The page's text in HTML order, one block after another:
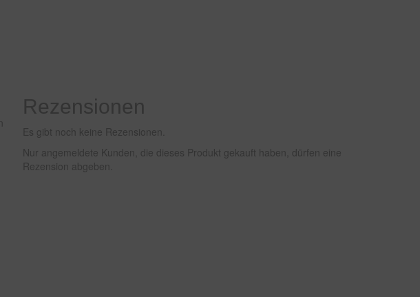
Rezensionen
Es gibt noch keine Rezensionen.
Nur angemeldete Kunden, die dieses Produkt gekauft haben, dürfen eine
Rezension abgeben.